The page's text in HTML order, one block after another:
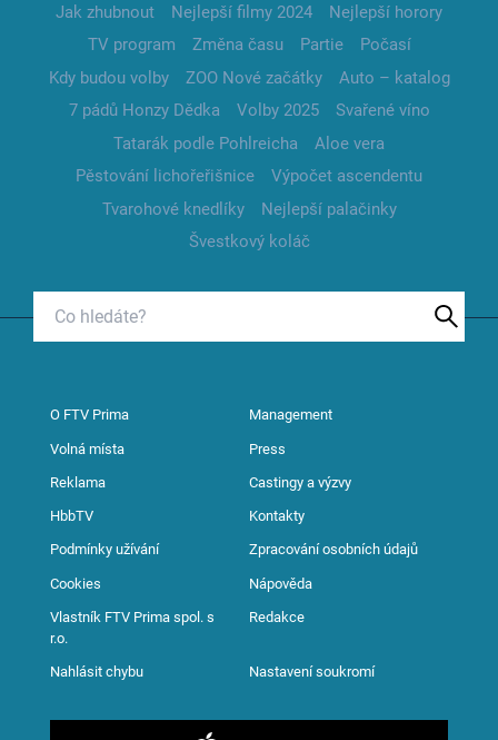
Jak zhubnout Nejlepší filmy 2024
Nejlepší horory
TV program
Změna času Partie
Počasí
Kdy budou volby
ZOO Nové začátky
Auto – katalog
7 pádů Honzy Dědka
Volby 2025
Svařené víno
Tatarák podle Pohlreicha
Aloe vera
Pěstování lichořeřišnice
Výpočet ascendentu
Tvarohové knedlíky
Nejlepší palačinky
Švestkový koláč
O FTV Prima Management
Volná místa Press
Reklama Castingy a výzvy
HbbTV Kontakty
Podmínky užívání Zpracování osobních údajů
Cookies Nápověda
Vlastník FTV Prima spol. s
r.o.
Redakce
Nahlásit chybu Nastavení soukromí